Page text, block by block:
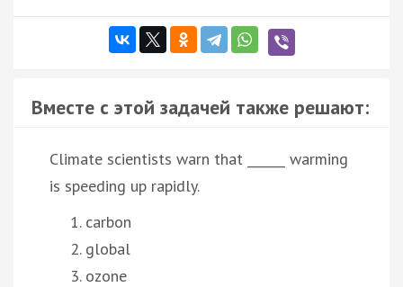
Вместе с этой задачей также решают:
Climate scientists warn that ______ warming
is speeding up rapidly.
carbon
global
ozone